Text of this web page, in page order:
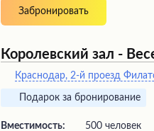
харчо. Гостей ожидает
обслуживание
отсутствие громкой музыки
оборудованные для людей
возможностями. Удобное
это место привлекательным
Забронировать
Королевский зал -
Краснодар, 2-й проезд
Подарок за бронирование
Вместимость: 500 человек